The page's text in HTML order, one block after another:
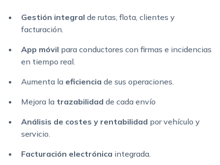
Gestión integral de rutas, flota, clientes y
facturación.
App móvil para conductores con firmas e incidencias
en tiempo real.
Aumenta la eficiencia de sus operaciones.
Mejora la trazabilidad de cada envío
Análisis de costes y rentabilidad por vehículo y
servicio.
Facturación electrónica integrada.